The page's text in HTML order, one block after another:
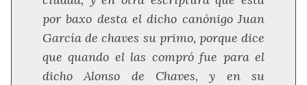
por baxo desta el dicho canónigo Juan
García de chaves su primo, porque dice
que quando el las compró fue para el
dicho Alonso de Chaves, y en su